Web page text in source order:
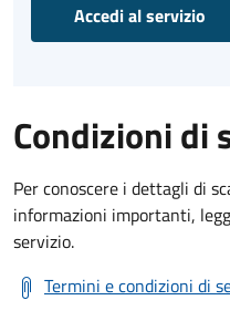
Accedi al servizio
Condizioni di
Per conoscere i dettagli di
informazioni importanti,
servizio.
Termini e condizioni di